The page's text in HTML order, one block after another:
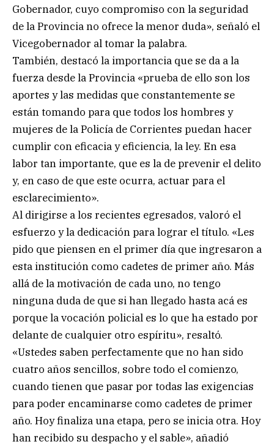
Gobernador, cuyo compromiso con la seguridad
de la Provincia no ofrece la menor duda», señaló el
Vicegobernador al tomar la palabra.
También, destacó la importancia que se da a la
fuerza desde la Provincia «prueba de ello son los
aportes y las medidas que constantemente se
están tomando para que todos los hombres y
mujeres de la Policía de Corrientes puedan hacer
cumplir con eficacia y eficiencia, la ley. En esa
labor tan importante, que es la de prevenir el delito
y, en caso de que este ocurra, actuar para el
esclarecimiento».
Al dirigirse a los recientes egresados, valoró el
esfuerzo y la dedicación para lograr el título. «Les
pido que piensen en el primer día que ingresaron a
esta institución como cadetes de primer año. Más
allá de la motivación de cada uno, no tengo
ninguna duda de que si han llegado hasta acá es
porque la vocación policial es lo que ha estado por
delante de cualquier otro espíritu», resaltó.
«Ustedes saben perfectamente que no han sido
cuatro años sencillos, sobre todo el comienzo,
cuando tienen que pasar por todas las exigencias
para poder encaminarse como cadetes de primer
año. Hoy finaliza una etapa, pero se inicia otra. Hoy
han recibido su despacho y el sable», añadió